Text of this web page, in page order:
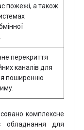
пожежі, а також
перекриття
каналів для
поширенню
комплексне
обладнання для